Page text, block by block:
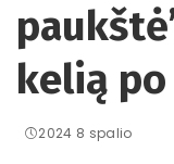
kelią
2024 8 spalio